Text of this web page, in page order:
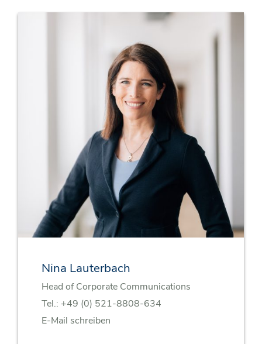
Nina Lauterbach
Head of Corporate Communications
Tel.: +49 (0) 521-8808-634
E-Mail schreiben